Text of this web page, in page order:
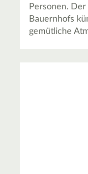
Personen.
Bauernhofs
gemütliche